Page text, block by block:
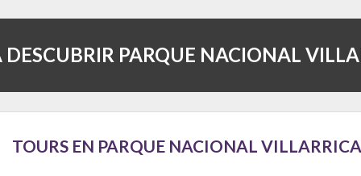
DESCUBRIR PARQUE NACIONAL
TOURS EN PARQUE NACIONAL VILLARRICA